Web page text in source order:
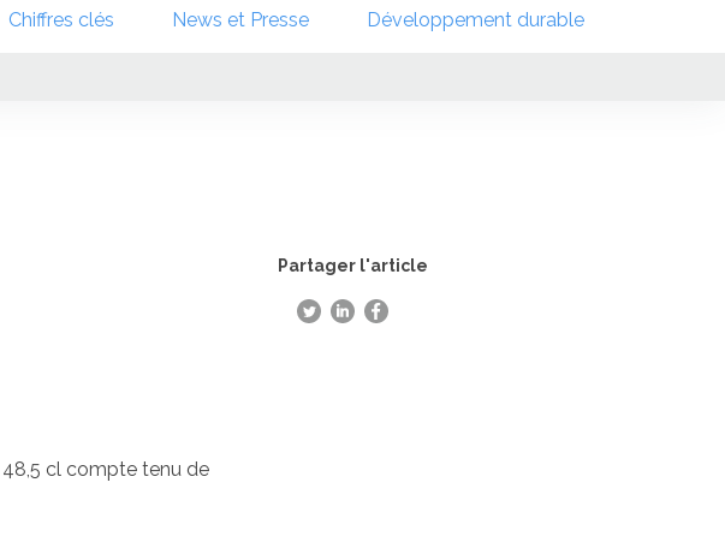
Chiffres clés News et Presse Développement durable
48,5 cl compte tenu de
Partager l'article